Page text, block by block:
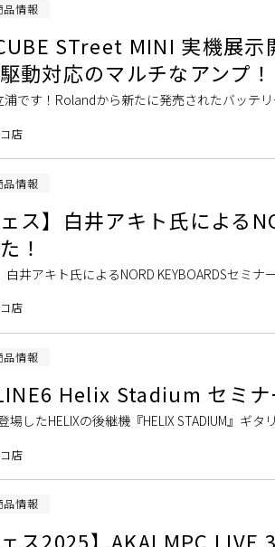
品情報
STreet MINI 実機展示
動対応のマルチなアンプ！
浦です！Rolandから新たに発売されたバッテ
しました！ どこでも「い […]
店
品情報
ェス】白井アキト氏による
！
白井アキト氏によるNORD KEYBOARDSセミ
！ NORDキーボード […]
店
品情報
Helix Stadium セミナ
場したHELIXの後継機『HELIX STADIUM』ギ
を徹底 […]
店
品情報
ェス2025】AKAI MPC LIVE